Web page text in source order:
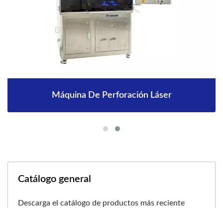
Máquina De Perforación Láser
Catálogo general
Descarga el catálogo de productos más reciente